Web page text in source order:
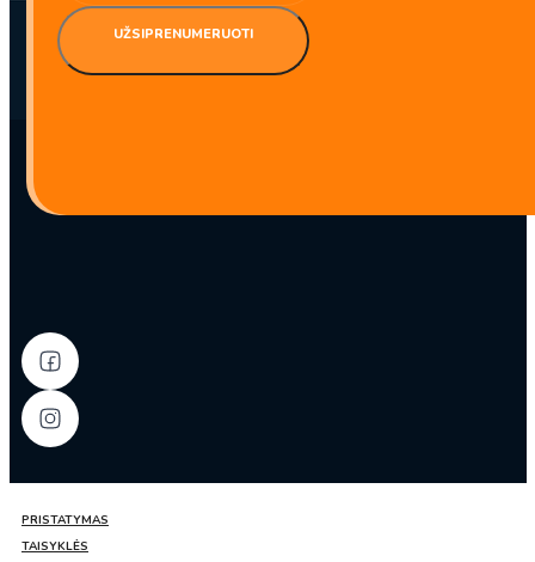
2029-10-06
produkto
kiekis:
Pupelių
250g
–
UŽSIPRENUMERUOTI
PRISTATYMAS
TAISYKLĖS